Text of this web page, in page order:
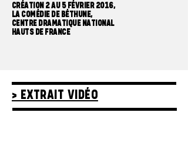
CRÉATION 2 AU 5 FÉVRIER 2016,
LA COMÉDIE DE BÉTHUNE,
CENTRE DRAMATIQUE NATIONAL
HAUTS DE FRANCE
› EXTRAIT VIDÉO